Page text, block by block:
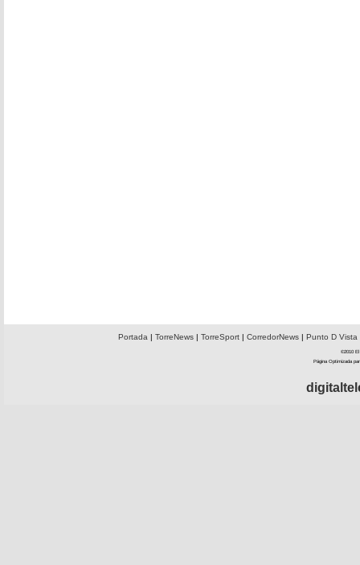
Portada | TorreNews| TorreSport| CorredorNews| Punto D Vista
©2010 El
Página Optimizada